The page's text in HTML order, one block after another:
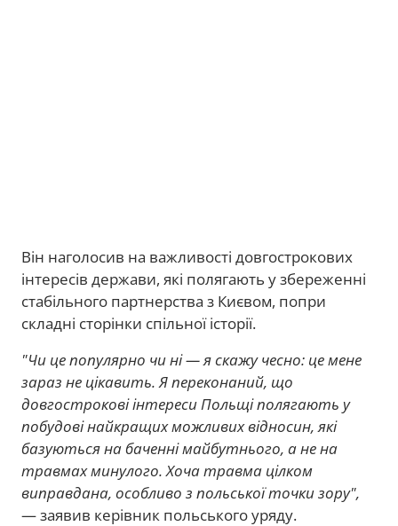
Він наголосив на важливості довгострокових
інтересів держави, які полягають у збереженні
стабільного партнерства з Києвом, попри
складні сторінки спільної історії.
"Чи це популярно чи ні — я скажу чесно: це мене
зараз не цікавить. Я переконаний, що
довгострокові інтереси Польщі полягають у
побудові найкращих можливих відносин, які
базуються на баченні майбутнього, а не на
травмах минулого. Хоча травма цілком
виправдана, особливо з польської точки зору",
— заявив керівник польського уряду.